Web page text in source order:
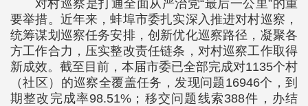
对村巡察是打通全面从严治党“最后一公里”的重
要举措。近年来，蚌埠市委扎实深入推进对村巡察，
统筹谋划巡察任务安排，创新优化巡察路径，凝聚各
方工作合力，压实整改责任链条，对村巡察工作取得
新成效。截至目前，本届市委已全部完成对1135个村
（社区）的巡察全覆盖任务，发现问题16946个，到
期整改完成率98.51%；移交问题线索388件，办结